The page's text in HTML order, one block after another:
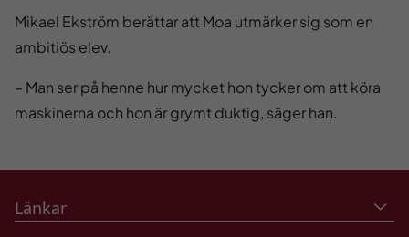
Mikael Ekström berättar att Moa utmärker sig som en
ambitiös elev.
– Man ser på henne hur mycket hon tycker om att köra
maskinerna och hon är grymt duktig, säger han.
Länkar